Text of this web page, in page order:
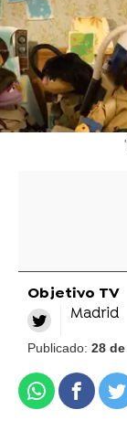
Objetivo TV
Madrid
Publicado: 28
Whatsapp